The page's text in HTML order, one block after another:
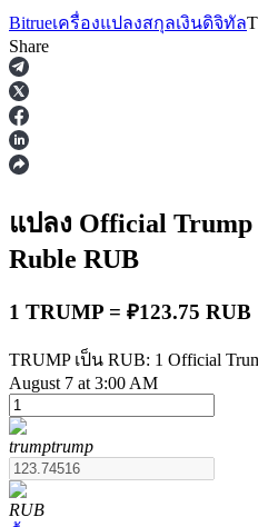
ฟิวเจอร์ส
ฟิวเจอร์ส USDT
ฟิวเจอร์สที่ใช้ USDT เป็นห
Bitrueเครื่องแปลงสกุลเงินดิจิทัล
Share
แปลง Official Trump
Ruble RUB
1 TRUMP = ₽123.75 RUB
TRUMP เป็น RUB: 1 Official
August 7 at 3:00 AM
trumptrump
RUB